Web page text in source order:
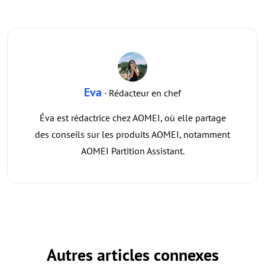
Eva · Rédacteur en chef
Éva est rédactrice chez AOMEI, où elle partage
des conseils sur les produits AOMEI, notamment
AOMEI Partition Assistant.
Autres articles connexes